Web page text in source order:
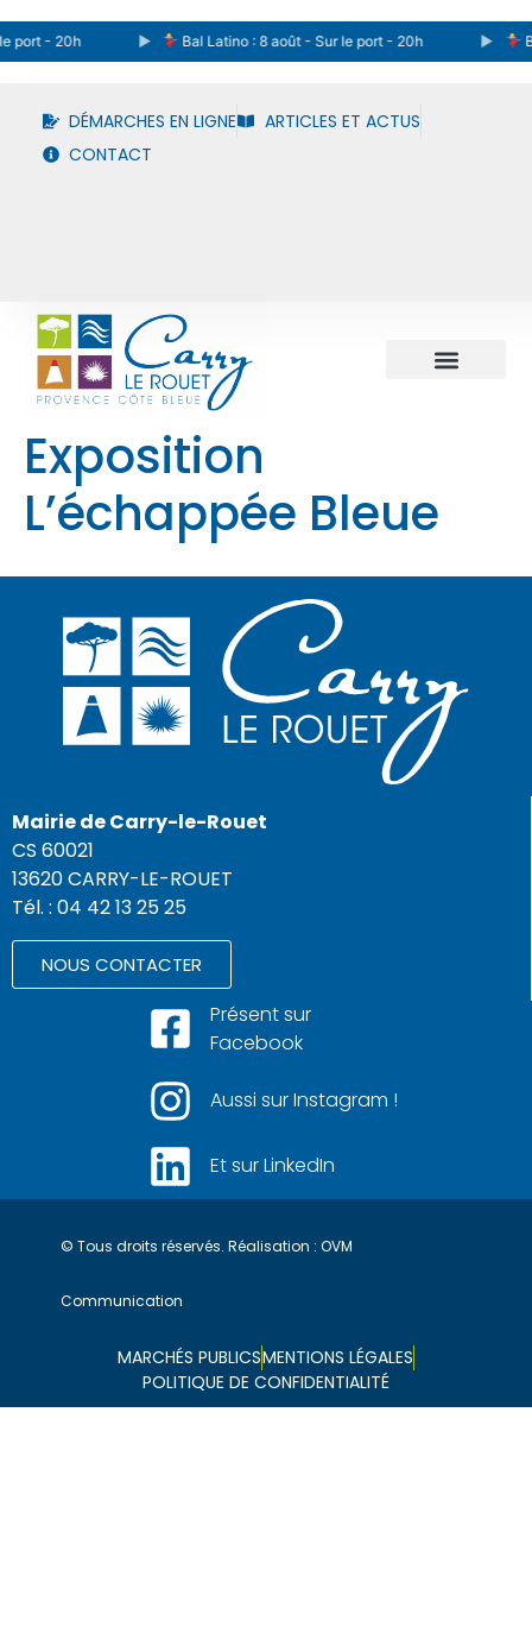
port - 20h Bal Latino : 8 août - Sur le port - 20h
DÉMARCHES EN LIGNE
ARTICLES ET ACTUS
CONTACT
Exposition
L’échappée Bleue
Mairie de Carry-le-Rouet
CS 60021
13620 CARRY-LE-ROUET
Tél. : 04 42 13 25 25
NOUS CONTACTER
Présent sur
Facebook
Aussi sur Instagram !
Et sur LinkedIn
© Tous droits réservés. Réalisation : OVM
Communication
MARCHÉS PUBLICSMENTIONS LÉGALES
POLITIQUE DE CONFIDENTIALITÉ